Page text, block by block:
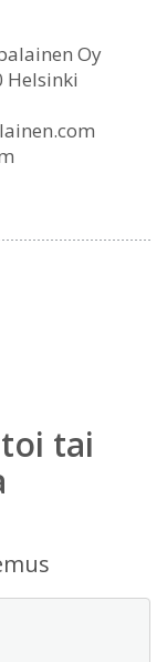
Oy
Helsinki
tai